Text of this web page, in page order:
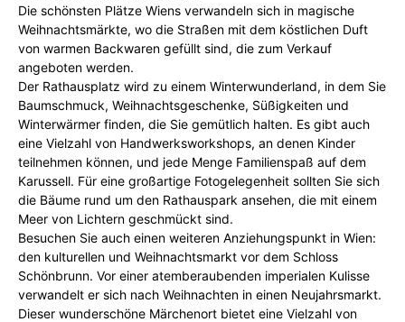
Die schönsten Plätze Wiens verwandeln sich in magische
Weihnachtsmärkte, wo die Straßen mit dem köstlichen Duft
von warmen Backwaren gefüllt sind, die zum Verkauf
angeboten werden.
Der Rathausplatz wird zu einem Winterwunderland, in dem Sie
Baumschmuck, Weihnachtsgeschenke, Süßigkeiten und
Winterwärmer finden, die Sie gemütlich halten. Es gibt auch
eine Vielzahl von Handwerksworkshops, an denen Kinder
teilnehmen können, und jede Menge Familienspaß auf dem
Karussell. Für eine großartige Fotogelegenheit sollten Sie sich
die Bäume rund um den Rathauspark ansehen, die mit einem
Meer von Lichtern geschmückt sind.
Besuchen Sie auch einen weiteren Anziehungspunkt in Wien:
den kulturellen und Weihnachtsmarkt vor dem Schloss
Schönbrunn. Vor einer atemberaubenden imperialen Kulisse
verwandelt er sich nach Weihnachten in einen Neujahrsmarkt.
Dieser wunderschöne Märchenort bietet eine Vielzahl von